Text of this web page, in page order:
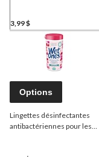
3,99 $
Options
Lingettes désinfectantes
antibactériennes pour les